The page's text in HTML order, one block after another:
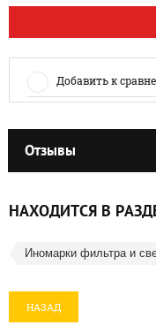
Добавить к
Отзывы
НАХОДИТСЯ В
Иномарки фильтра и
НАЗАД